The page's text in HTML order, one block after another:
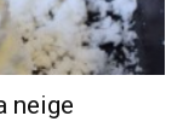
neige